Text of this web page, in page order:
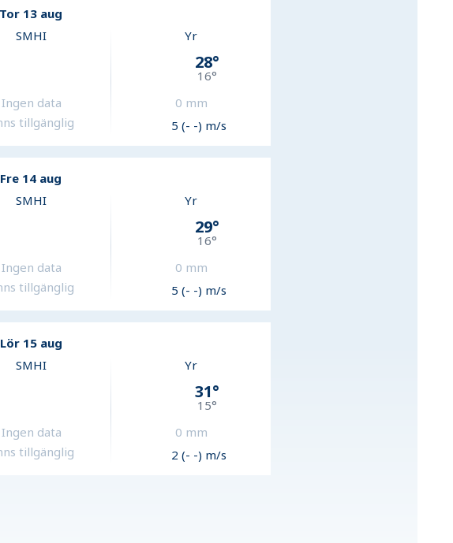
Tor 13 aug
SMHI
Ingen data
tillgänglig
Yr
28°
16°
0 mm
5 (- -) m/s
Fre 14 aug
SMHI
Ingen data
tillgänglig
Yr
29°
16°
0 mm
5 (- -) m/s
Lör 15 aug
SMHI
Ingen data
tillgänglig
Yr
31°
15°
0 mm
2 (- -) m/s